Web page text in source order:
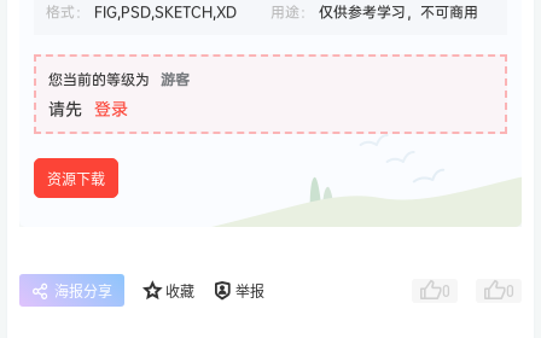
格式： FIG,PSD,SKETCH,XD 用途： 仅供参考学习，不可商用
您当前的等级为 游客
请先 登录
资源下载
海报分享 收藏 举报 0 0